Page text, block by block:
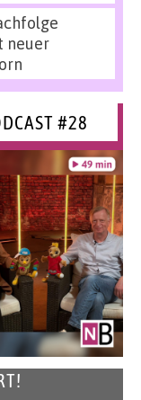
neuer
#28